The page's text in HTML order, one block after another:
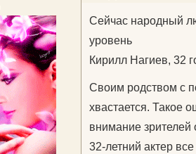
Сейчас народный
уровень
Кирилл Нагиев, 32
Своим родством с
хвастается. Такое
внимание зрителей
32-летний актер